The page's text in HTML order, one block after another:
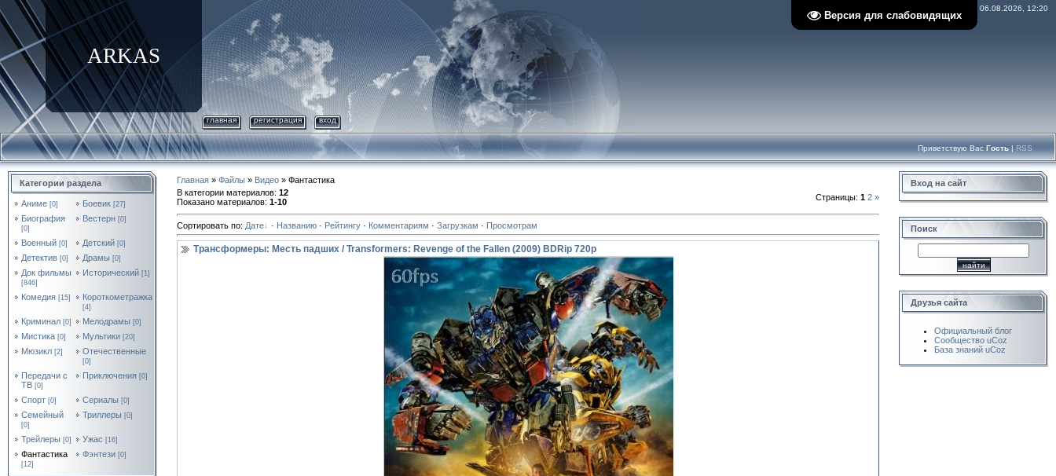
Версия для слабовидящих
ARKAS
Четверг, 06.08.2026, 12:20
главная регистрация вход
Приветствую Вас Гость | RSS
Категории раздела
Аниме [0] Боевик [27]
Биография
[0]
Вестерн [0]
Военный [0] Детский [0]
Детектив [0] Драмы [0]
Док фильмы
[846]
Исторический [1]
Комедия [15] Короткометражка
[4]
Криминал [0] Мелодрамы [0]
Мистика [0] Мультики [20]
Мюзикл [2] Отечественные
[0]
Передачи с
ТВ [0]
Приключения [0]
Спорт [0] Сериалы [0]
Семейный
[0]
Триллеры [0]
Трейлеры [0] Ужас [16]
Фантастика
[12]
Фэнтези [0]
Главная » Файлы » Видео » Фантастика
В категории материалов: 12
Показано материалов: 1-10 Страницы: 1 2 »
Сортировать по: Дате · Названию · Рейтингу · Комментариям · Загрузкам · Просмотрам
Трансформеры: Месть падших / Transformers: Revenge of the Fallen (2009) BDRip 720p
Вход на сайт
Поиск
Друзья сайта
Официальный блог
Сообщество uCoz
База знаний uCoz